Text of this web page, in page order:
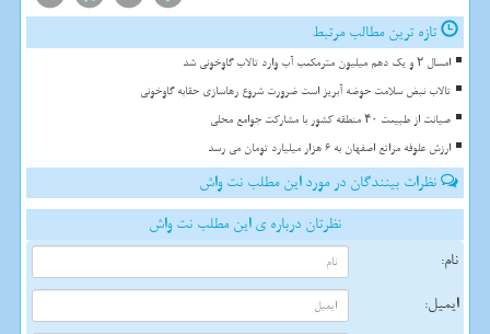
تازه ترین مطالب مرتبط
امسال ۲ و یک دهم میلیون مترمکعب آب وارد تالاب گاوخونی شد
تالاب نبض سلامت حوضه آبریز است ضرورت شروع رهاسازی حقابه گاوخونی
صیانت از طبیعت ۴۰ منطقه کشور با مشارکت جوامع محلی
ارزش علوفه مراتع اصفهان به 6 هزار میلیارد تومان می رسد
نظرات بینندگان در مورد این مطلب نت واش
نظرتان درباره ی این مطلب نت واش
نام:
ایمیل: